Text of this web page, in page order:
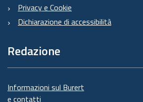
Privacy e Cookie
Dichiarazione di accessibilità
Redazione
Informazioni sul Burert
e contatti